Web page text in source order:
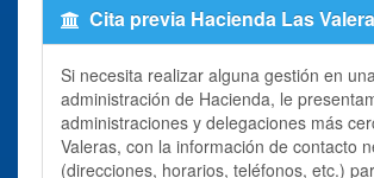
Cita previa Hacienda Las
Si necesita realizar alguna gestión en una
administración de Hacienda, le
administraciones y delegaciones más
Valeras, con la información de contacto
(direcciones, horarios, teléfonos, etc.)